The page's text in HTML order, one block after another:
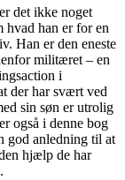
det ikke noget
hvad han er for en
Han er den eneste
militæret – en
i
der har svært ved
sin søn er utrolig
også i denne bog
god anledning til at
hjælp de har